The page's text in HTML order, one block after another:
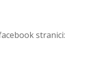
stranici: